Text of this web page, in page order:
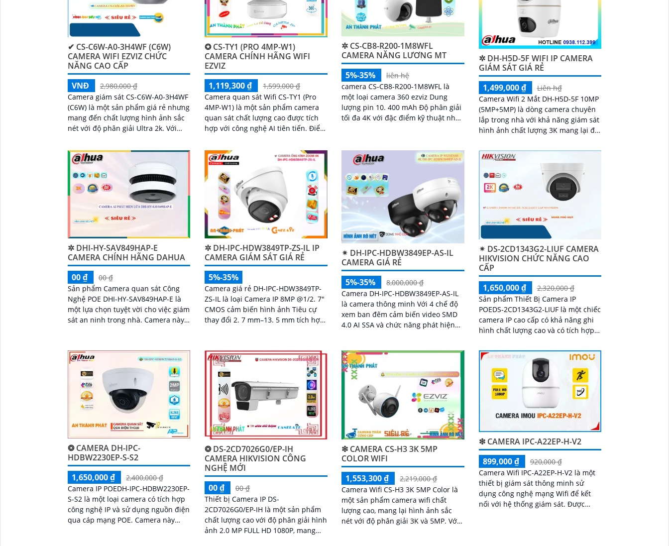
✔ CS-C6W-A0-3H4WF (C6W)
CAMERA WIFI EZVIZ CHỨC
NĂNG CAO CẤP
VNĐ
2,980,000 ₫
Camera giám sát CS-C6W-A0-3H4WF
(C6W) là một sản phẩm giá rẻ nhưng
mang đến chất lượng hình ảnh sắc
nét với độ phân giải Ultra 2k. Với
Ngoại Smart IR, bạn có thể quan sát
rõ ràng ngay cả trong điều kiện ánh
sáng yếu
✪ CS-TY1 (PRO 4MP-W1)
CAMERA CHÍNH HÃNG WIFI
EZVIZ
1,119,300 ₫
1,599,000 ₫
Camera quan sát Wifi CS-TY1 (Pro
4MP-W1) là một sản phẩm camera
quan sát chất lượng cao được tích
hợp với công nghệ AI tiên tiến. Điểm
năng chống...
✲ CS-CB8-R200-1M8WFL
CAMERA NĂNG LƯƠNG MT
5%-35%
liên hệ
camera CS-CB8-R200-1M8WFL là
một loại camera 360 ezviz Dung
lượng pin 10. 400 mAh Độ phân giải
tối đa 4K với đặc điểm kỹ thuật như
nối Wifi IP góc quay rộng với ống
kính 3
✲ DH-H5D-5F WIFI IP CAMERA
GIÁM SÁT GIÁ RẺ
1,499,000 ₫
Liên h₫
Camera Wifi 2 Mắt DH-H5D-5F 10MP
(5MP+5MP) là dòng camera chuyên
lắp trong nhà với khả năng giám sát
hình ảnh chất lượng 3K mang lại độ
màu sắc chân thực. Camera wifi DH-
H5D-5F còn giúp đảm bảo an ninh
hiệu quả với tính năng phát hiện
người và thú cưng với độ chính xác
cao
✲ DHI-HY-SAV849HAP-E
CAMERA CHÍNH HÃNG DAHUA
00 ₫
00 ₫
Sản phẩm Camera quan sát Công
Nghệ POE DHI-HY-SAV849HAP-E là
một lựa chọn tuyệt vời cho việc giám
sát an ninh trong nhà. Camera này
nghe và nói trong thời gian thực
✲ DH-IPC-HDW3849TP-ZS-IL IP
CAMERA GIÁM SÁT GIÁ RẺ
5%-35%
Camera giá rẻ DH-IPC-HDW3849TP-
ZS-IL là loại Camera IP 8MP @1/2. 7"
CMOS cảm biến hình ảnh Tiêu cự
thay đổi 2. 7 mm–13. 5 mm tích hợp
✴ DH-IPC-HDBW3849EP-AS-IL
CAMERA GIÁ RẺ
5%-35%
8,000,000 ₫
Camera DH-IPC-HDBW3849EP-AS-IL
là camera thông minh Với 4 chế độ
xem ban đêm cảm biến video SMD
4.0 AI SSA và chức năng phát hiện
hay doanh nghiệp của bạn
✴ DS-2CD1343G2-LIUF CAMERA
HIKVISION CHỨC NĂNG CAO
CẤP
1,650,000 ₫
2,320,000 ₫
Sản phẩm Thiết Bị Camera IP
POEDS-2CD1343G2-LIUF là một chiếc
camera IP cao cấp có khả năng ghi
hình chất lượng cao và có tích hợp
Ethernet). Với độ...
❂ CAMERA DH-IPC-
HDBW2230EP-S-S2
1,650,000 ₫
2,400,000 ₫
Camera IP POEDH-IPC-HDBW2230EP-
S-S2 là một loại camera có tích hợp
công nghệ IP và sử dụng nguồn điện
qua cáp mạng POE. Camera này
❂ DS-2CD7026G0/EP-IH
CAMERA HIKVISION CÔNG
NGHỆ MỚI
00 ₫
00 ₫
Thiết bị Camera IP DS-
2CD7026G0/EP-IH là một sản phẩm
chất lượng cao với độ phân giải hình
ảnh 2.0 MP FULL HD 1080P, mang
❇ CAMERA CS-H3 3K 5MP
COLOR WIFI
1,553,300 ₫
2,219,000 ₫
Camera Wifi CS-H3 3K 5MP Color là
một sản phẩm camera wifi chất
lượng cao, mang lại hình ảnh sắc
nét với độ phân giải 3K và 5MP. Với
❇ CAMERA IPC-A22EP-H-V2
899,000 ₫
920,000 ₫
Camera Wifi IPC-A22EP-H-V2 là một
thiết bị giám sát thông minh sử
dụng công nghệ mạng Wifi để kết
nối với hệ thống giám sát. Được